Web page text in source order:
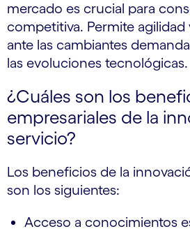
mercado es crucial para
competitiva. Permite agilidad
ante las cambiantes
las evoluciones tecnológicas.
¿Cuáles son los
empresariales de la
servicio?
Los beneficios de la
son los siguientes:
Acceso a conocimientos